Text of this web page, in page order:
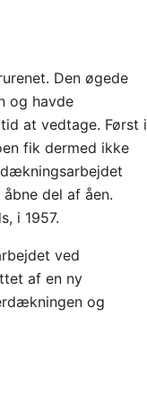
Den øgede
og havde
at vedtage. Først i
fik dermed ikke
del af åen.
i 1957.
ved
af en ny
og